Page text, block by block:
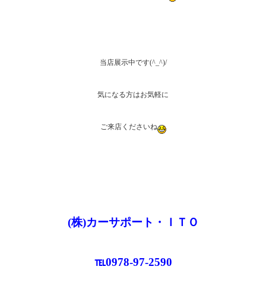
当店展示中です(^_^)/
気になる方はお気軽に
ご来店くださいね
(株)カーサポート・ＩＴＯ
℡0978-97-2590